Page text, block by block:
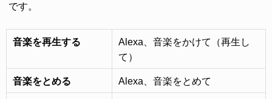
です。
音楽を再生する
Alexa、音楽をかけて（再生し
て）
音楽をとめる Alexa、音楽をとめて